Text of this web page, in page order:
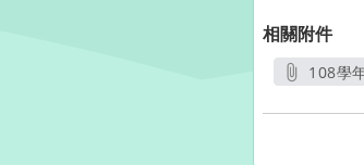
相關附件
108學